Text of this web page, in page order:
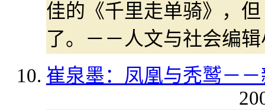
佳的《千里走单骑》，
了。－－人文与社会编
崔泉墨：凤凰与秃鹫－